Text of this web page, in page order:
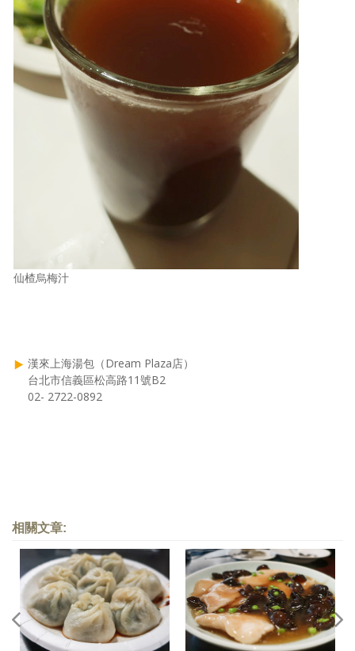
仙楂烏梅汁
漢來上海湯包（Dream Plaza店）
台北市信義區松高路11號B2
02- 2722-0892
相關文章: